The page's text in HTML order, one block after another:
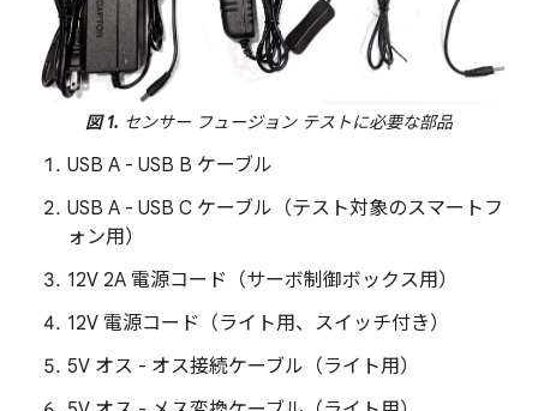
図 1. センサー フュージョン テストに必要な部品
USB A - USB B ケーブル
USB A - USB C ケーブル（テスト対象のスマートフ
ォン用）
12V 2A 電源コード（サーボ制御ボックス用）
12V 電源コード（ライト用、スイッチ付き）
5V オス - オス接続ケーブル（ライト用）